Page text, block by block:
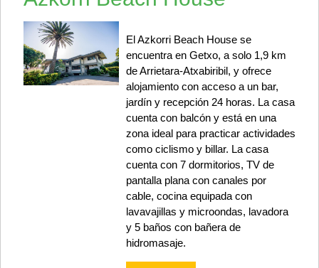
El Azkorri Beach House se
encuentra en Getxo, a solo 1,9 km
de Arrietara-Atxabiribil, y ofrece
alojamiento con acceso a un bar,
jardín y recepción 24 horas. La casa
cuenta con balcón y está en una
zona ideal para practicar actividades
como ciclismo y billar. La casa
cuenta con 7 dormitorios, TV de
pantalla plana con canales por
cable, cocina equipada con
lavavajillas y microondas, lavadora
y 5 baños con bañera de
hidromasaje.